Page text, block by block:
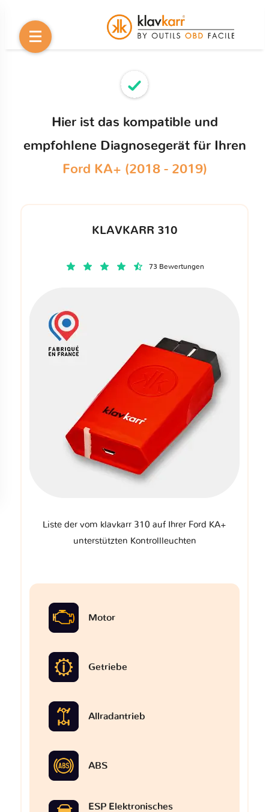
Hier ist das kompatible und
empfohlene Diagnosegerät für Ihren
Ford KA+ (2018 - 2019)
KLAVKARR 310
73 Bewertungen
Liste der vom klavkarr 310 auf Ihrer Ford KA+
unterstützten Kontrollleuchten
Motor
Getriebe
Allradantrieb
ABS
ESP Elektronisches